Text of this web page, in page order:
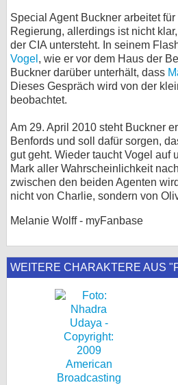
Special Agent Buckner arbeitet
Regierung, allerdings ist nicht
der CIA untersteht. In seinem
Vogel , wie er vor dem Haus der
Buckner darüber unterhält, dass
Dieses Gespräch wird von der
beobachtet.
Am 29. April 2010 steht Buckner
Benfords und soll dafür sorgen,
gut geht. Wieder taucht Vogel auf
Mark aller Wahrscheinlichkeit
zwischen den beiden Agenten
nicht von Charlie, sondern von
Melanie Wolff - myFanbase
WEITERE CHARAKTERE AUS
KULTUR
SERVICE
Forum
bei X
bei